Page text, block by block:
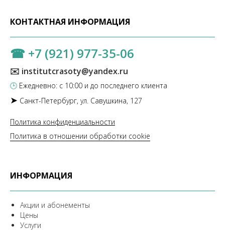
КОНТАКТНАЯ ИНФОРМАЦИЯ
☎ +7 (921) 977-35-06
✉️ institutcrasoty@yandex.ru
🕒 Ежедневно: с 10:00 и до последнего клиента
➤ Санкт-Петербург, ул. Савушкина, 127
Политика конфиденциальности
Политика в отношении обработки cookie
ИНФОРМАЦИЯ
Акции и абонементы
Цены
Услуги